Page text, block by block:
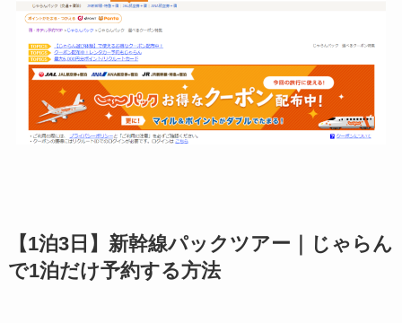
【1泊3日】新幹線パックツアー｜じゃらん
で1泊だけ予約する方法